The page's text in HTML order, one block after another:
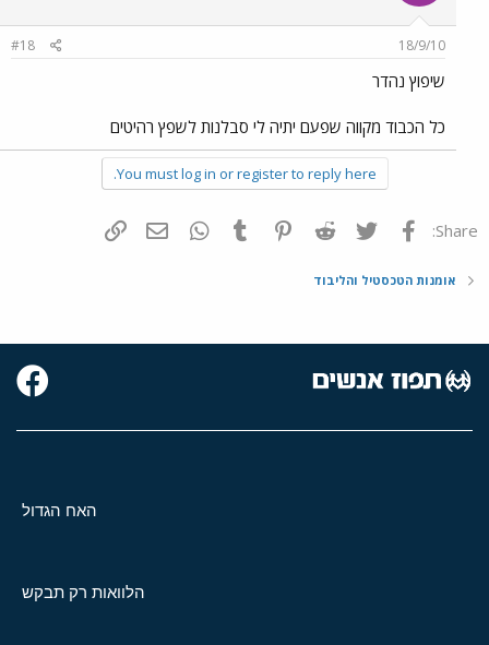
18/9/10
#18
שיפוץ נהדר
כל הכבוד מקווה שפעם יתיה לי סבלנות לשפץ רהיטים
You must log in or register to reply here.
Share: פייסבוק Twitter
Reddit
Pinterest
Tumblr
WhatsAppדואר אלקטרוני
אומנות הטכסטיל והליבוד
האח הגדול
הלוואות רק תבקש